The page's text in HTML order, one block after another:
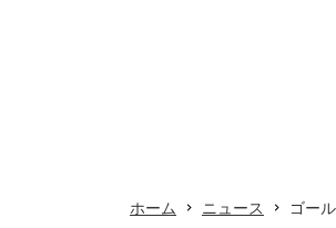
ホーム ニュース ゴー